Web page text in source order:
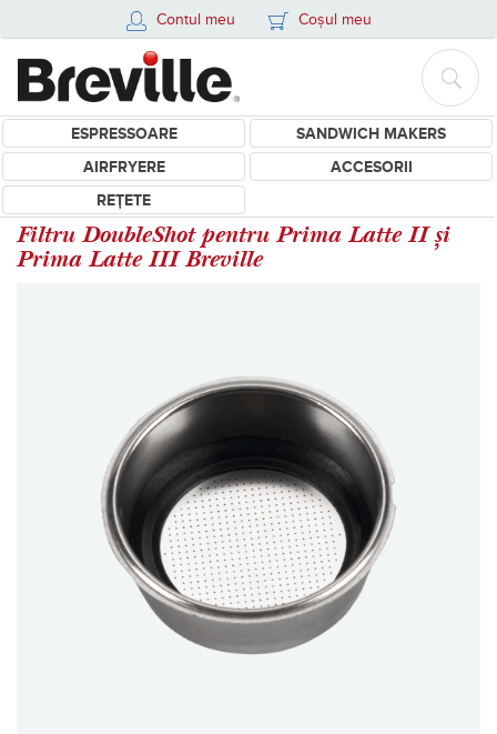
Contul meu Coșul meu
ESPRESSOARE
SANDWICH MAKERS
AIRFRYERE
ACCESORII
REȚETE
Filtru DoubleShot pentru Prima Latte II și
Prima Latte III Breville